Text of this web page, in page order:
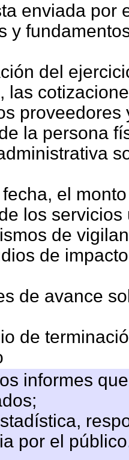
enviada por
y
del
las
proveedores
la persona
el
los servicios
de
de
de avance
de
informes
por el